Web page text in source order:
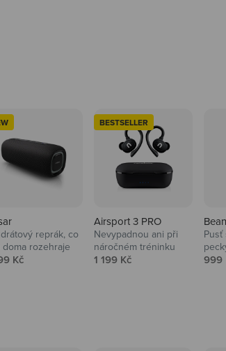
reprák, co
rozehraje
cena
Kč
BESTSELLER
Airsport 3 PRO
Nevypadnou ani při
náročném tréninku
Prodejní cena
1 199 Kč 999